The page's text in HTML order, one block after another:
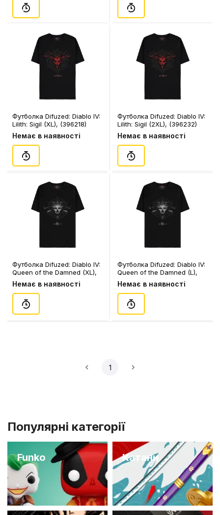
Футболка Difuzed: Diablo IV:
Lilith: Sigil (XL), (396218)
Немає в наявності
Футболка Difuzed: Diablo IV:
Lilith: Sigil (2XL), (396232)
Немає в наявності
Футболка Difuzed: Diablo IV:
Queen of the Damned (XL),
(396164)
Немає в наявності
Футболка Difuzed: Diablo IV:
Queen of the Damned (L),
(396157)
Немає в наявності
1
Популярні категорії
Funko Катани